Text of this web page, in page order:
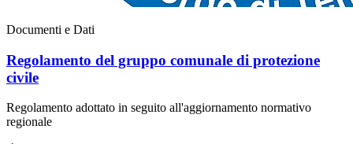
Documenti e Dati
Regolamento del gruppo comunale di protezione
civile
Regolamento adottato in seguito all'aggiornamento normativo
regionale